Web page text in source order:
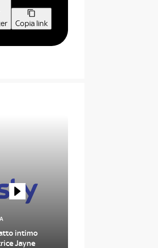
Copia link
intimo
Jayne